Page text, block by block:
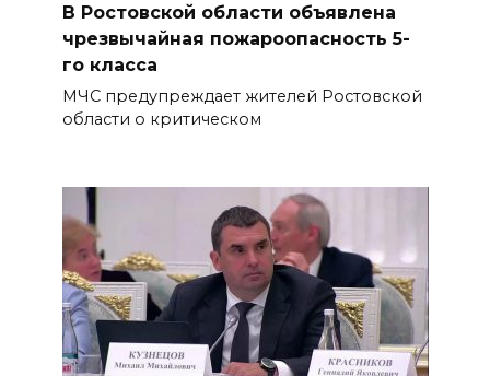
В Ростовской области объявлена
чрезвычайная пожароопасность 5-
го класса
МЧС предупреждает жителей Ростовской
области о критическом